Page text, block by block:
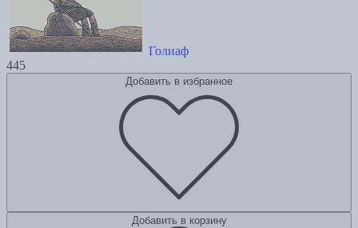
Голиаф
445
Добавить в избранное
Добавить в корзину